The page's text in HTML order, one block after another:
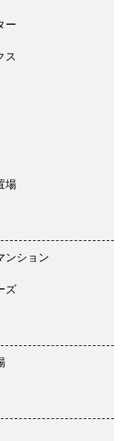
ー
ス
場
ンション
ズ